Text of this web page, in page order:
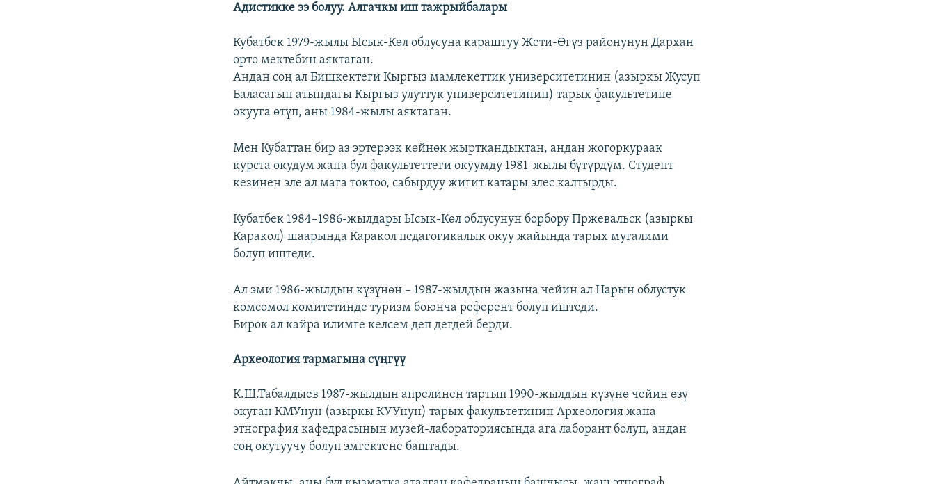
Адистикке ээ болуу. Алгачкы иш тажрыйбалары
Кубатбек 1979-жылы Ысык-Көл облусуна караштуу Жети-Өгүз районунун Дархан
орто мектебин аяктаган.
Андан соң ал Бишкектеги Кыргыз мамлекеттик университетинин (азыркы Жусуп
Баласагын атындагы Кыргыз улуттук университетинин) тарых факультетине
окууга өтүп, аны 1984-жылы аяктаган.
Мен Кубаттан бир аз эртерээк көйнөк жырткандыктан, андан жогоркураак
курста окудум жана бул факультеттеги окуумду 1981-жылы бүтүрдүм. Студент
кезинен эле ал мага токтоо, сабырдуу жигит катары элес калтырды.
Кубатбек 1984–1986-жылдары Ысык-Көл облусунун борбору Пржевальск (азыркы
Каракол) шаарында Каракол педагогикалык окуу жайында тарых мугалими
болуп иштеди.
Ал эми 1986-жылдын күзүнөн – 1987-жылдын жазына чейин ал Нарын облустук
комсомол комитетинде туризм боюнча референт болуп иштеди.
Бирок ал кайра илимге келсем деп дегдей берди.
Археология тармагына сүңгүү
К.Ш.Табалдыев 1987-жылдын апрелинен тартып 1990-жылдын күзүнө чейин өзү
окуган КМУнун (азыркы КУУнун) тарых факультетинин Археология жана
этнография кафедрасынын музей-лабораториясында ага лаборант болуп, андан
соң окутуучу болуп эмгектене баштады.